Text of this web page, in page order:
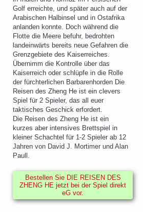
Golf erreichte, und später auch auf der
Arabischen Halbinsel und in Ostafrika
anlanden konnte. Doch während die
Flotte die Meere befuhr, bedrohten
landeinwärts bereits neue Gefahren die
Grenzgebiete des Kaiserreiches.
Übernimm die Kontrolle über das
Kaiserreich oder schlüpfe in die Rolle
der fürchterlichen Barbarenhorden Die
Reisen des Zheng He ist ein clevers
Spiel für 2 Spieler, das all euer
taktisches Geschick erfordert.
Die Reisen des Zheng He ist ein
kurzes aber intensives Brettspiel in
kleiner Schachtel für 1-2 Spieler ab 12
Jahren von David J. Mortimer und Alan
Paull.
Bestellen Sie DIE REISEN DES
ZHENG HE jetzt bei der Spiel direkt
eG vor.